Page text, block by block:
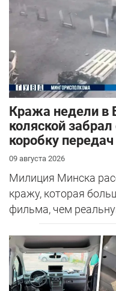
Кража недели в
коляской
коробку передач
09 августа 2026
Милиция Минска
кражу, которая
фильма, чем